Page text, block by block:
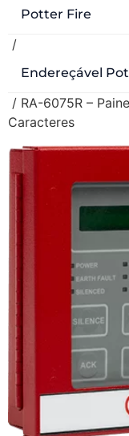
Potter Fire
/
Endereçável
/ RA-6075R –
Caracteres